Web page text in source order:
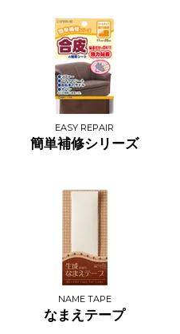
EASY REPAIR
簡単補修シリーズ
NAME TAPE
なまえテープ